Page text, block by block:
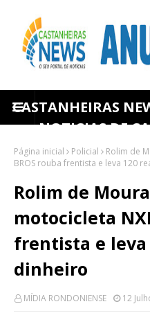
CASTANHEIRAS
NOTICIAS DE
Página inicial Policial
Rolim de
BROS rouba frentista e leva 120
Rolim de
motocicleta
frentista e leva
dinheiro
MÍDIA RONDONIENSE 12